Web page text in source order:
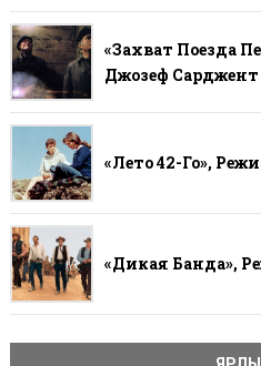
«Захват Поезда
Джозеф Сарджент
«Лето 42-Го»,
«Дикая Банда»,